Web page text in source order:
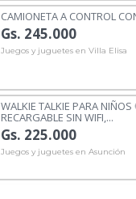
CAMIONETA A CONTROL
Gs. 245.000
Juegos y juguetes en Villa Elisa
WALKIE TALKIE PARA
RECARGABLE SIN WIFI,...
Gs. 225.000
Juegos y juguetes en Asunción